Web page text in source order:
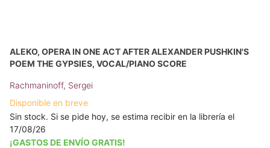
ALEKO, OPERA IN ONE ACT AFTER ALEXANDER PUSHKIN'S
POEM THE GYPSIES, VOCAL/PIANO SCORE
Rachmaninoff, Sergei
Disponible en breve
Sin stock. Si se pide hoy, se estima recibir en la librería el
17/08/26
¡GASTOS DE ENVÍO GRATIS!